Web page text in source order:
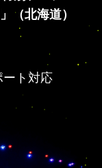
（北海道）
ート対応